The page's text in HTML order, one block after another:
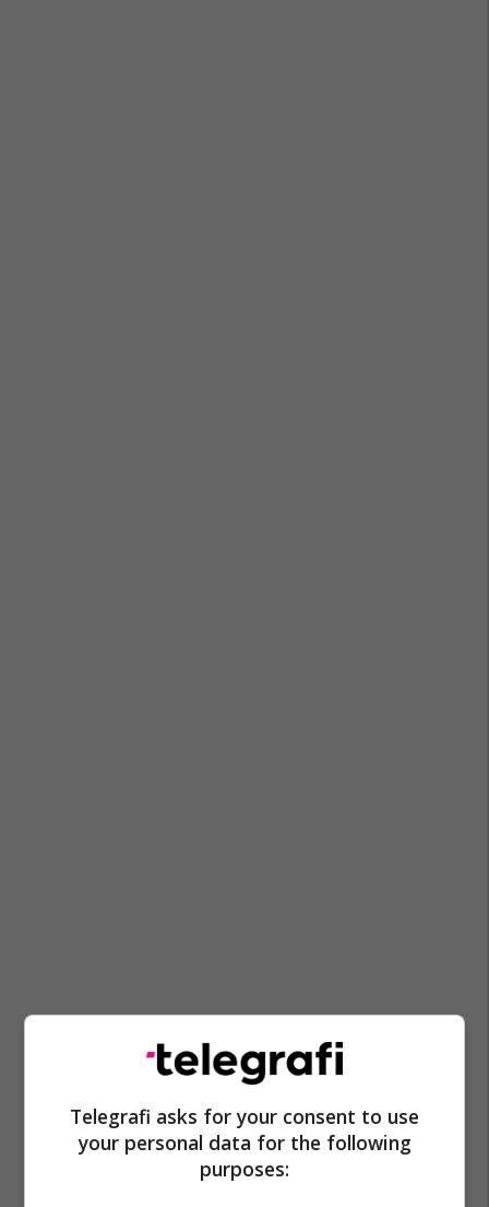
Samiti I Nato
Telegrafi asks for your consent to use
your personal data for the following
purposes: